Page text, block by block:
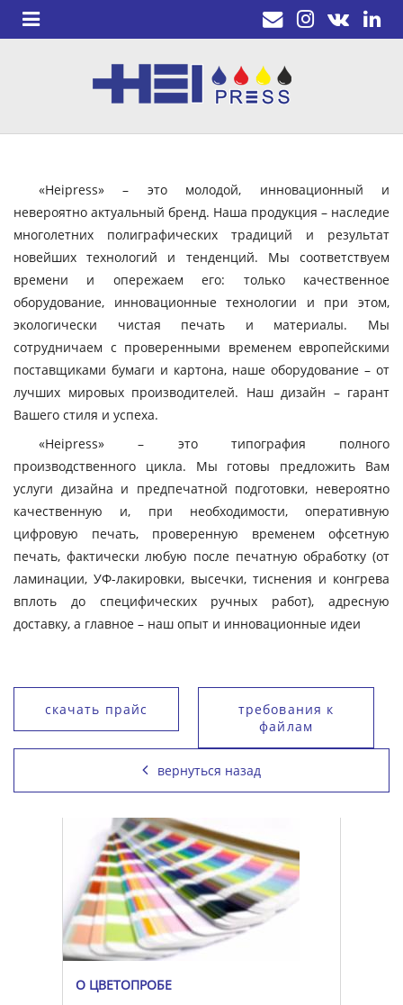
«Heipress» – это молодой, инновационный и
невероятно актуальный бренд. Наша продукция – наследие
многолетних полиграфических традиций и результат
новейших технологий и тенденций. Мы соответствуем
времени и опережаем его: только качественное
оборудование, инновационные технологии и при этом,
экологически чистая печать и материалы. Мы
сотрудничаем с проверенными временем европейскими
поставщиками бумаги и картона, наше оборудование – от
лучших мировых производителей. Наш дизайн – гарант
Вашего стиля и успеха.
«Heipress» – это типография полного
производственного цикла. Мы готовы предложить Вам
услуги дизайна и предпечатной подготовки, невероятно
качественную и, при необходимости, оперативную
цифровую печать, проверенную временем офсетную
печать, фактически любую после печатную обработку (от
ламинации, УФ-лакировки, высечки, тиснения и конгрева
вплоть до специфических ручных работ), адресную
доставку, а главное – наш опыт и инновационные идеи
скачать прайс
требования к
файлам
вернуться назад
О ЦВЕТОПРОБЕ